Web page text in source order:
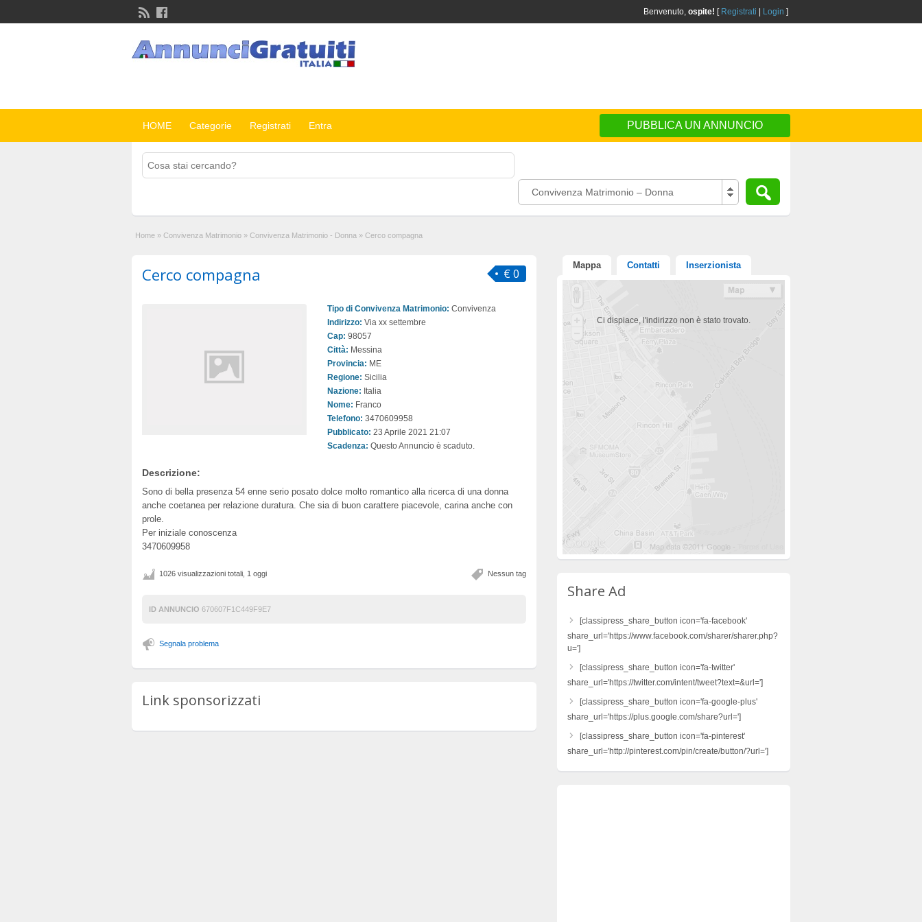
Benvenuto, ospite! [ Registrati Login ]
HOME Categorie Registrati Entra PUBBLICA UN ANNUNCIO
Convivenza Matrimonio – Donna
Home » Convivenza Matrimonio » Convivenza Matrimonio - Donna » Cerco compagna
€ 0
Cerco compagna
Tipo di Convivenza Matrimonio: Convivenza
Indirizzo: Via xx settembre
Cap: 98057
Città: Messina
Provincia: ME
Regione: Sicilia
Nazione: Italia
Nome: Franco
Telefono: 3470609958
Pubblicato: 23 Aprile 2021 21:07
Scadenza: Questo Annuncio è scaduto.
Descrizione:
Sono di bella presenza 54 enne serio posato dolce molto romantico alla ricerca di una donna
anche coetanea per relazione duratura. Che sia di buon carattere piacevole, carina anche con
prole.
Per iniziale conoscenza
3470609958
Nessun tag
1026 visualizzazioni totali, 1 oggi
ID ANNUNCIO 670607F1C449F9E7
Segnala problema
Link sponsorizzati
Mappa Contatti Inserzionista
Ci dispiace, l'indirizzo non è stato trovato.
Share Ad
[classipress_share_button icon='fa-facebook'
share_url='https://www.facebook.com/sharer/sharer.php?
u=']
[classipress_share_button icon='fa-twitter'
share_url='https://twitter.com/intent/tweet?text=&url=']
[classipress_share_button icon='fa-google-plus'
share_url='https://plus.google.com/share?url=']
[classipress_share_button icon='fa-pinterest'
share_url='http://pinterest.com/pin/create/button/?url=']